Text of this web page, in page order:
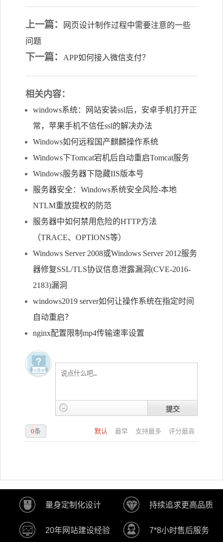
上一篇：
网页设计制作过程中需要注意的一些
问题
下一篇： APP如何接入微信支付？
相关内容：
windows系统：网站安装ssl后，安卓手机打开正
常，苹果手机不信任ssl的解决办法
Windows如何远程国产麒麟操作系统
Windows下Tomcat宕机后自动重启Tomcat服务
Windows服务器下隐藏IIS版本号
服务器安全：Windows系统安全风险-本地
NTLM重放提权的防范
服务器中如何禁用危险的HTTP方法
（TRACE、OPTIONS等）
Windows Server 2008或Windows Server 2012服务
器修复SSL/TLS协议信息泄露漏洞(CVE-2016-
2183)漏洞
windows2019 server如何让操作系统在指定时间
自动重启？
nginx配置限制mp4传输速率设置
提交
默认 最早 支持最多 评分最高
0条
量身定制化设计 持续追求更高品质
20年网站建设经验 7*8小时售后服务